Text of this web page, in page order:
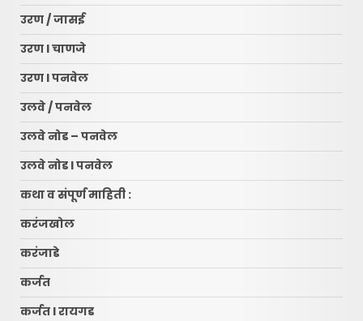
उरण / जासई
उरण l चाणजे
उरण l पनवेल
उलवे / पनवेल
उलवे नोड – पनवेल
उलवे नोड l पनवेल
कथा व संपूर्ण माहिती :
करंजखोल
करंजाडे
कर्जत
कर्जत l रायगड